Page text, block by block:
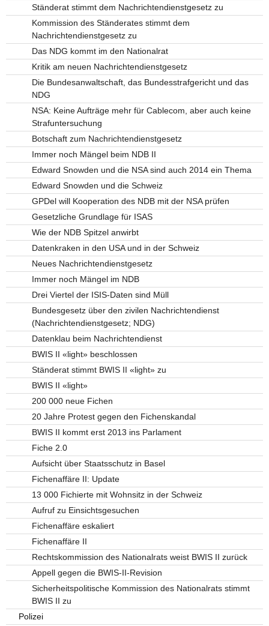
Ständerat stimmt dem Nachrichtendienstgesetz zu
Kommission des Ständerates stimmt dem
Nachrichtendienstgesetz zu
Das NDG kommt im den Nationalrat
Kritik am neuen Nachrichtendienstgesetz
Die Bundesanwaltschaft, das Bundesstrafgericht und das
NDG
NSA: Keine Aufträge mehr für Cablecom, aber auch keine
Strafuntersuchung
Botschaft zum Nachrichtendienstgesetz
Immer noch Mängel beim NDB II
Edward Snowden und die NSA sind auch 2014 ein Thema
Edward Snowden und die Schweiz
GPDel will Kooperation des NDB mit der NSA prüfen
Gesetzliche Grundlage für ISAS
Wie der NDB Spitzel anwirbt
Datenkraken in den USA und in der Schweiz
Neues Nachrichtendienstgesetz
Immer noch Mängel im NDB
Drei Viertel der ISIS-Daten sind Müll
Bundesgesetz über den zivilen Nachrichtendienst
(Nachrichtendienstgesetz; NDG)
Datenklau beim Nachrichtendienst
BWIS II «light» beschlossen
Ständerat stimmt BWIS II «light» zu
BWIS II «light»
200 000 neue Fichen
20 Jahre Protest gegen den Fichenskandal
BWIS II kommt erst 2013 ins Parlament
Fiche 2.0
Aufsicht über Staatsschutz in Basel
Fichenaffäre II: Update
13 000 Fichierte mit Wohnsitz in der Schweiz
Aufruf zu Einsichtsgesuchen
Fichenaffäre eskaliert
Fichenaffäre II
Rechtskommission des Nationalrats weist BWIS II zurück
Appell gegen die BWIS-II-Revision
Sicherheitspolitische Kommission des Nationalrats stimmt
BWIS II zu
Polizei